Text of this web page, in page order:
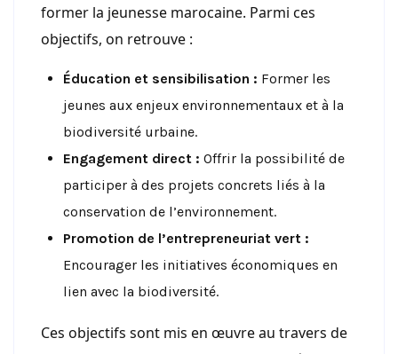
former la jeunesse marocaine. Parmi ces
objectifs, on retrouve :
Éducation et sensibilisation : Former les
jeunes aux enjeux environnementaux et à la
biodiversité urbaine.
Engagement direct : Offrir la possibilité de
participer à des projets concrets liés à la
conservation de l’environnement.
Promotion de l’entrepreneuriat vert :
Encourager les initiatives économiques en
lien avec la biodiversité.
Ces objectifs sont mis en œuvre au travers de